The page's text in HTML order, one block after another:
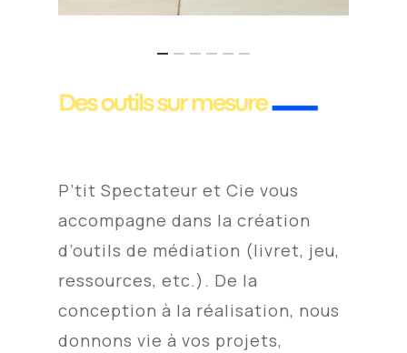
P’tit Spectateur et Cie vous
accompagne dans la création
d’outils de médiation (livret, jeu,
ressources, etc.). De la
conception à la réalisation, nous
donnons vie à vos projets,